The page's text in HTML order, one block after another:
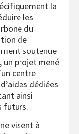
la
les
du
de
soutenue
un projet mené
centre
dédiées
ainsi
futurs.
visent à